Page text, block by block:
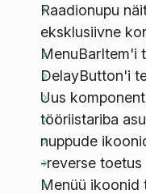
Raadionupu
eksklusiivne
MenuBarItem'i
DelayButton'i
Uus
tööriistariba
nuppude
-reverse toetus
Menüü ikoonid